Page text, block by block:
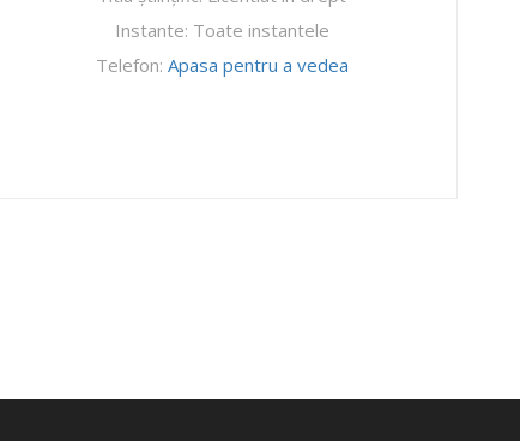
Instante: Toate instantele
Telefon: Apasa pentru a vedea